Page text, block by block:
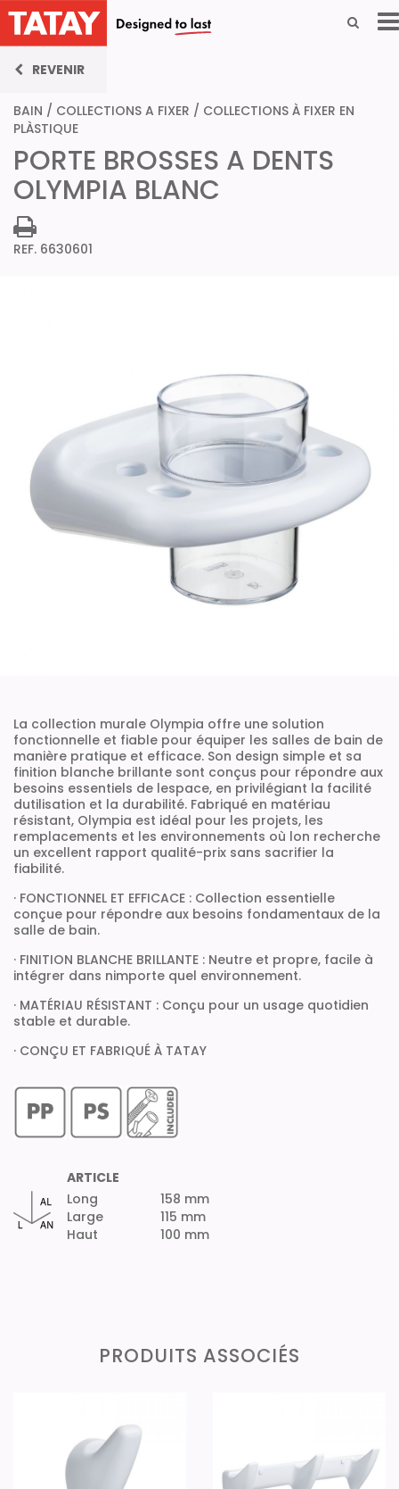
REVENIR
BAIN / COLLECTIONS A FIXER / COLLECTIONS À FIXER EN
PLÀSTIQUE
PORTE BROSSES A DENTS
OLYMPIA BLANC
REF. 6630601
La collection murale Olympia offre une solution
fonctionnelle et fiable pour équiper les salles de bain de
manière pratique et efficace. Son design simple et sa
finition blanche brillante sont conçus pour répondre aux
besoins essentiels de lespace, en privilégiant la facilité
dutilisation et la durabilité. Fabriqué en matériau
résistant, Olympia est idéal pour les projets, les
remplacements et les environnements où lon recherche
un excellent rapport qualité-prix sans sacrifier la
fiabilité.
· FONCTIONNEL ET EFFICACE : Collection essentielle
conçue pour répondre aux besoins fondamentaux de la
salle de bain.
· FINITION BLANCHE BRILLANTE : Neutre et propre, facile à
intégrer dans nimporte quel environnement.
· MATÉRIAU RÉSISTANT : Conçu pour un usage quotidien
stable et durable.
· CONÇU ET FABRIQUÉ À TATAY
ARTICLE
Long
Large
Haut
158 mm
115 mm
100 mm
PRODUITS ASSOCIÉS